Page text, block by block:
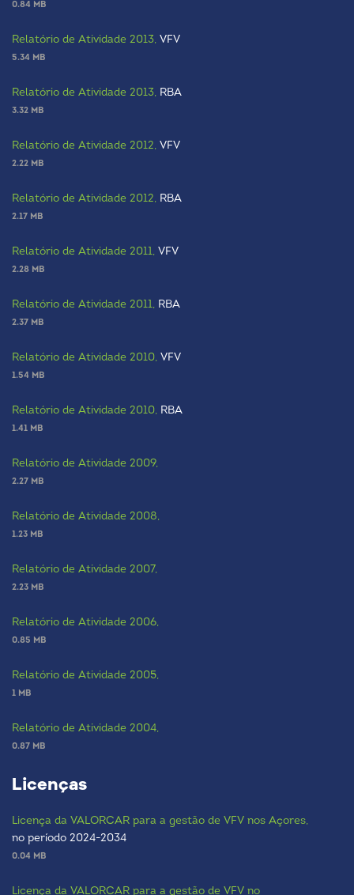
0.84 MB
Relatório de Atividade 2013, VFV
5.34 MB
Relatório de Atividade 2013, RBA
3.32 MB
Relatório de Atividade 2012, VFV
2.22 MB
Relatório de Atividade 2012, RBA
2.17 MB
Relatório de Atividade 2011, VFV
2.28 MB
Relatório de Atividade 2011, RBA
2.37 MB
Relatório de Atividade 2010, VFV
1.54 MB
Relatório de Atividade 2010, RBA
1.41 MB
Relatório de Atividade 2009,
2.27 MB
Relatório de Atividade 2008,
1.23 MB
Relatório de Atividade 2007,
2.23 MB
Relatório de Atividade 2006,
0.85 MB
Relatório de Atividade 2005,
1 MB
Relatório de Atividade 2004,
0.87 MB
Licenças
Licença da VALORCAR para a gestão de VFV nos Açores,
no período 2024-2034
0.04 MB
Licença da VALORCAR para a gestão de VFV no